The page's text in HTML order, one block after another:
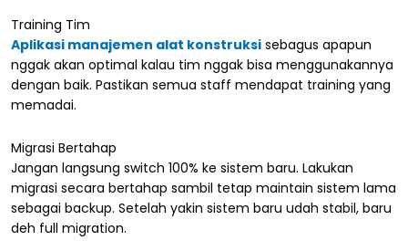
Training Tim
Aplikasi manajemen alat konstruksi sebagus apapun
nggak akan optimal kalau tim nggak bisa menggunakannya
dengan baik. Pastikan semua staff mendapat training yang
memadai.
Migrasi Bertahap
Jangan langsung switch 100% ke sistem baru. Lakukan
migrasi secara bertahap sambil tetap maintain sistem lama
sebagai backup. Setelah yakin sistem baru udah stabil, baru
deh full migration.